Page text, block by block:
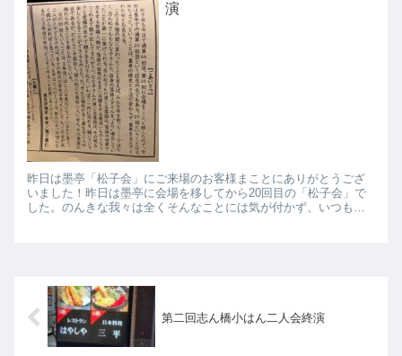
演
昨日は墨亭「松子会」にご来場のお客様まことにありがとうござ
いました！昨日は墨亭に会場を移してから20回目の「松子会」で
した。のんきな我々は全くそんなことには気が付かず、いつも通
第二回志ん橋小はん二人会終演